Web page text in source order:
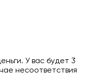
У вас будет 3
несоответствия